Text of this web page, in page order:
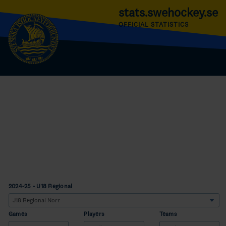
stats.swehockey.se
OFFICIAL STATISTICS
2024-25 - U18 Regional
Games Players Teams